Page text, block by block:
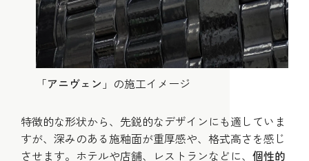
「アニヴェン 」の施工イメージ
特徴的な形状から、先鋭的なデザインにも適していま
すが、深みのある施釉面が重厚感や、格式高さを感じ
させます。ホテルや店舗、レストランなどに、 個性的